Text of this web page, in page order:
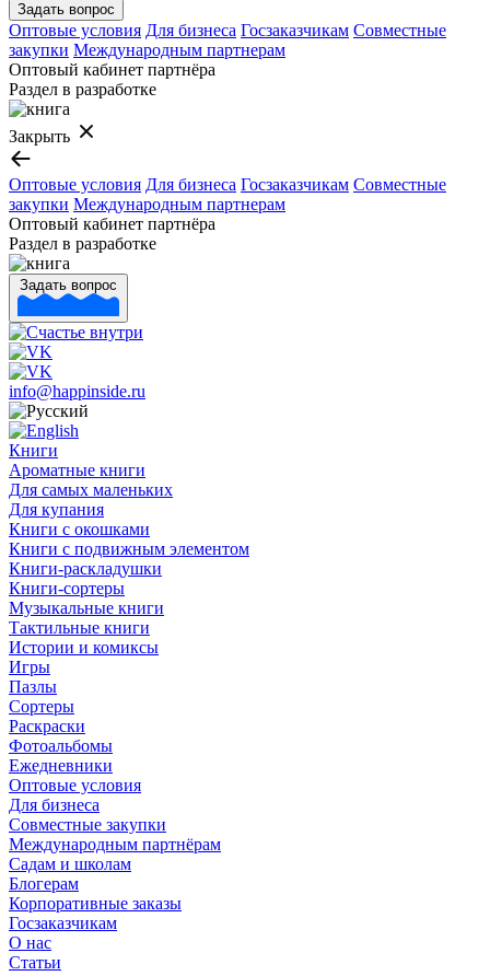
Задать вопрос
Оптовые условия Для бизнеса Госзаказчикам Совместные
закупки Международным партнерам
Оптовый кабинет партнёра
Раздел в разработке
Закрыть
Оптовые условия Для бизнеса Госзаказчикам Совместные
закупки Международным партнерам
Оптовый кабинет партнёра
Раздел в разработке
Задать вопрос
info@happinside.ru
Книги
Ароматные книги
Для самых маленьких
Для купания
Книги с окошками
Книги с подвижным элементом
Книги-раскладушки
Книги-сортеры
Музыкальные книги
Тактильные книги
Истории и комиксы
Игры
Пазлы
Сортеры
Раскраски
Фотоальбомы
Ежедневники
Оптовые условия
Для бизнеса
Совместные закупки
Международным партнёрам
Садам и школам
Блогерам
Корпоративные заказы
Госзаказчикам
О нас
Статьи